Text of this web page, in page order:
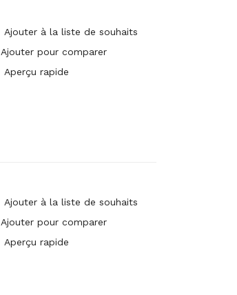
Ajouter à la liste de souhaits
Ajouter pour comparer
Aperçu rapide
Ajouter à la liste de souhaits
Ajouter pour comparer
Aperçu rapide